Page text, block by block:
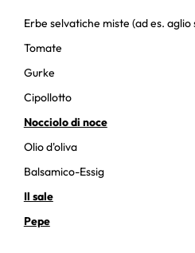
Erbe selvatiche miste (ad es.
Tomate
Gurke
Cipollotto
Nocciolo di noce
Olio d'oliva
Balsamico-Essig
Il sale
Pepe